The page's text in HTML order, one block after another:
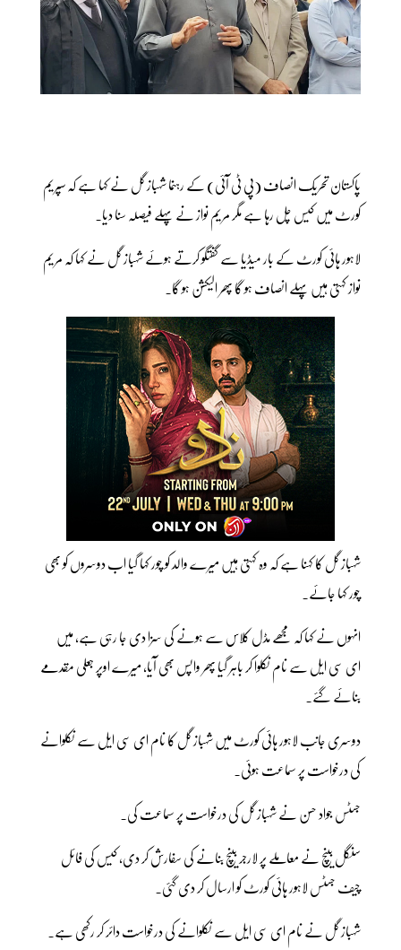
پاکستان تحریک انصاف (پی ٹی آئی) کے رہنما شہباز گل نے کہا ہے کہ سپریم
کورٹ میں کیس چل رہا ہے مگر مریم نواز نے پہلے فیصلہ سنا دیا۔
لاہور ہائی کورٹ کے بار میڈیا سے گفتگو کرتے ہوئے شہباز گل نے کہا کہ مریم
نواز کہتی ہیں پہلے انصاف ہو گا پھر الیکشن ہو گا۔
شہباز گل کا کہنا ہے کہ وہ کہتی ہیں میرے والد کو چور کہا گیا اب دوسروں کو بھی
چور کہا جائے۔
انہوں نے کہا کہ مجھے مڈل کلاس سے ہونے کی سزا دی جا رہی ہے، میں
ای سی ایل سے نام نکلوا کر باہر گیا پھر واپس بھی آیا، میرے اوپر جعلی مقدمے
بنائے گئے۔
دوسری جانب لاہور ہائی کورٹ میں شہباز گل کا نام ای سی ایل سے نکلوانے
کی درخواست پر سماعت ہوئی۔
جسٹس جواد حسن نے شہباز گل کی درخواست پر سماعت کی۔
سنگل بینچ نے معاملے پر لارجر بینچ بنانے کی سفارش کر دی، کیس کی فائل
چیف جسٹس لاہور ہائی کورٹ کو ارسال کر دی گئی۔
شہباز گل نے نام ای سی ایل سے نکلوانے کی درخواست دائر کر رکھی ہے۔